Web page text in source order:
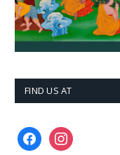
FIND US AT
facebookinstagram